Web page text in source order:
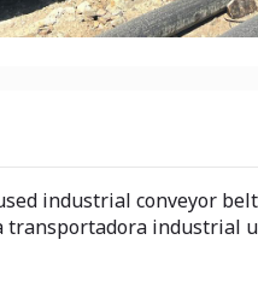
industrial conveyor
transportadora industrial